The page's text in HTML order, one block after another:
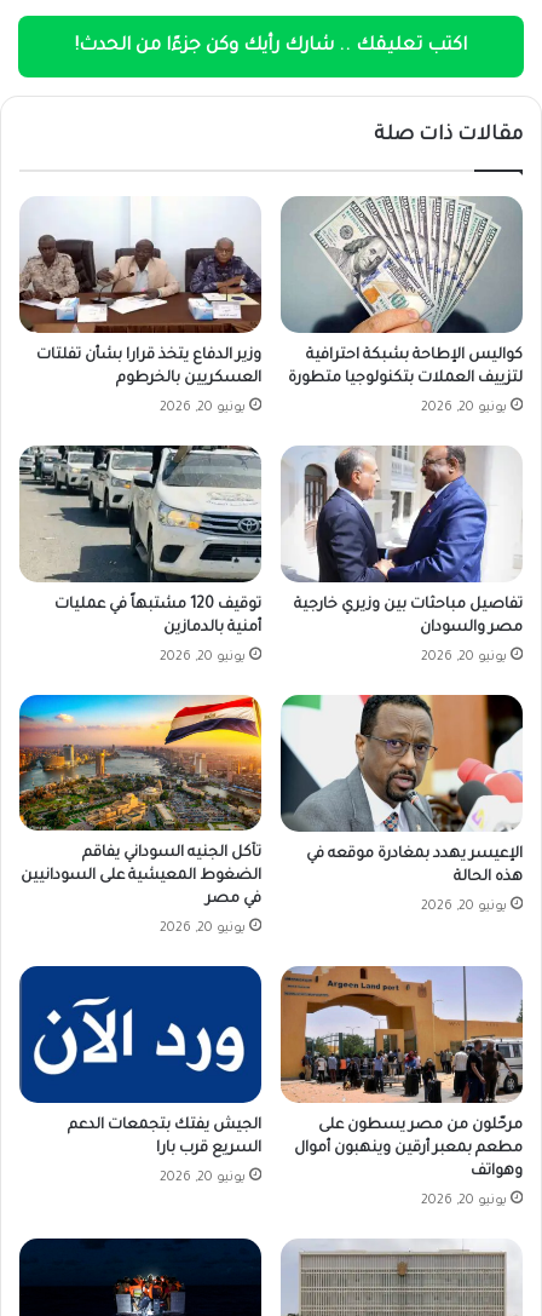
اكتب تعليقك .. شارك رأيك وكن جزءًا من الحدث!
مقالات ذات صلة
كواليس الإطاحة بشبكة احترافية
لتزييف العملات بتكنولوجيا متطورة
يونيو 20, 2026
وزير الدفاع يتخذ قرارا بشأن تفلتات
العسكريين بالخرطوم
يونيو 20, 2026
تفاصيل مباحثات بين وزيري خارجية
مصر والسودان
يونيو 20, 2026
توقيف 120 مشتبهاً في عمليات
أمنية بالدمازين
يونيو 20, 2026
الإعيسر يهدد بمغادرة موقعه في
هذه الحالة
يونيو 20, 2026
تآكل الجنيه السوداني يفاقم
الضغوط المعيشية على السودانيين
في مصر
يونيو 20, 2026
مرحّلون من مصر يسطون على
مطعم بمعبر أرقين وينهبون أموال
وهواتف
يونيو 20, 2026
الجيش يفتك بتجمعات الدعم
السريع قرب بارا
يونيو 20, 2026